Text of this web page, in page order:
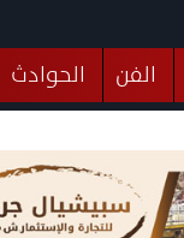
الفن
الحوادث
منوعات